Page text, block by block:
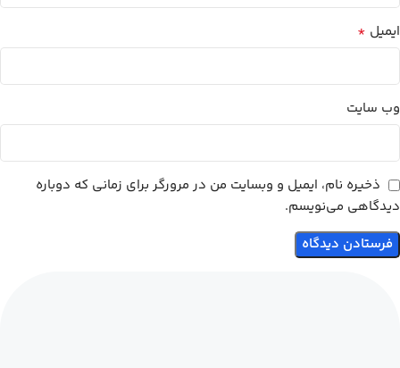
ایمیل *
وب‌ سایت
ذخیره نام، ایمیل و وبسایت من در مرورگر برای زمانی که دوباره
دیدگاهی می‌نویسم.